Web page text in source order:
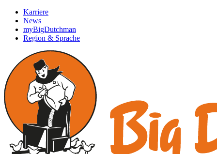
Karriere
News
myBigDutchman
Region & Sprache